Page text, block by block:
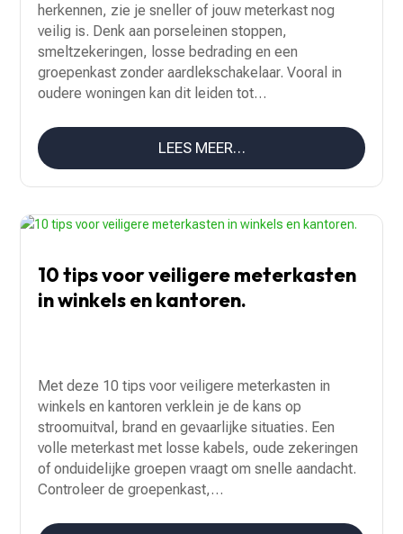
herkennen, zie je sneller of jouw meterkast nog
veilig is. Denk aan porseleinen stoppen,
smeltzekeringen, losse bedrading en een
groepenkast zonder aardlekschakelaar. Vooral in
oudere woningen kan dit leiden tot…
LEES MEER…
10 tips voor veiligere meterkasten
in winkels en kantoren.
Met deze 10 tips voor veiligere meterkasten in
winkels en kantoren verklein je de kans op
stroomuitval, brand en gevaarlijke situaties. Een
volle meterkast met losse kabels, oude zekeringen
of onduidelijke groepen vraagt om snelle aandacht.
Controleer de groepenkast,…